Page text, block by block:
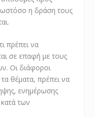
ωστόσο η δράση τους
πρέπει να
σε επαφή με τους
Οι διάφοροι
θέματα, πρέπει να
ενημέρωσης
των